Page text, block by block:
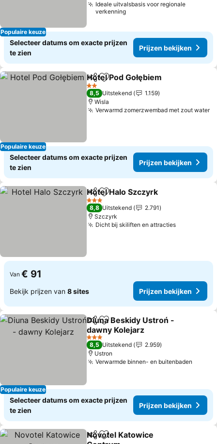
Populaire keuze
Ideale uitvalsbasis voor regionale
verkenning
Selecteer datums om exacte prijzen
te zien
Prijzen bekijken
Populaire keuze
DelenToevoegen aan favorieten
Hotel Pod Gołębiem
2 Sterren
8,5 Uitstekend
1.159
Wisla
Verwarmd zomerzwembad met zout water
Selecteer datums om exacte prijzen
te zien
Prijzen bekijken
DelenToevoegen aan favorieten
Hotel Halo Szczyrk
3 Sterren
8,8 Uitstekend
2.791
Szczyrk
Dicht bij skiliften en attractiesPrijzen
Van € 91
Bekijk prijzen van 8 sites Prijzen bekijken
Populaire keuze
DelenToevoegen aan favorieten
Diuna Beskidy Ustroń -
dawny Kolejarz
Prijzen bekijken
3 Sterren
8,5 Uitstekend
2.959
Ustron
Verwarmde binnen- en buitenbaden
Selecteer datums om exacte prijzen
te zien
Prijzen bekijken
DelenToevoegen aan favorieten
Novotel Katowice